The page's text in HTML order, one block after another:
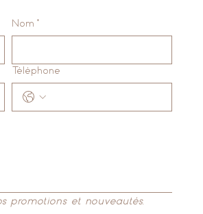
Nom *
Téléphone
promotions et nouveautés.